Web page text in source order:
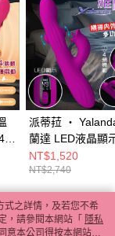
派蒂菈 ‧
蘭達 LED液晶顯
摳動/蠕動+9頻強
橫掃內外敏感點
按摩棒﹝矽膠舒
感/磁吸充電﹞
E595105
NT$1,520
NT$2,740
式之詳情，及若您不希
，請參閱本網站「 隱私
意本公司得按本網站使